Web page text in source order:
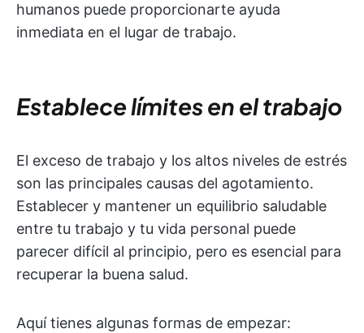
humanos puede proporcionarte ayuda
inmediata en el lugar de trabajo.
Establece límites en el trabajo
El exceso de trabajo y los altos niveles de estrés
son las principales causas del agotamiento.
Establecer y mantener un equilibrio saludable
entre tu trabajo y tu vida personal puede
parecer difícil al principio, pero es esencial para
recuperar la buena salud.
Aquí tienes algunas formas de empezar: